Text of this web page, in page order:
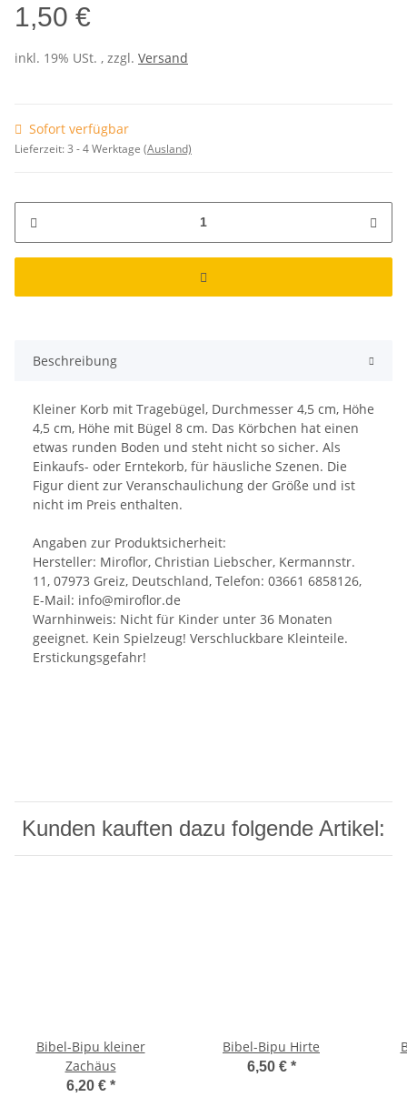
1,50 €
inkl. 19% USt. , zzgl. Versand
Sofort verfügbar
Lieferzeit:3 - 4 Werktage (Ausland)
Beschreibung
Kleiner Korb mit Tragebügel, Durchmesser 4,5 cm, Höhe
4,5 cm, Höhe mit Bügel 8 cm. Das Körbchen hat einen
etwas runden Boden und steht nicht so sicher. Als
Einkaufs- oder Erntekorb, für häusliche Szenen. Die
Figur dient zur Veranschaulichung der Größe und ist
nicht im Preis enthalten.
Angaben zur Produktsicherheit:
Hersteller: Miroflor, Christian Liebscher, Kermannstr.
11, 07973 Greiz, Deutschland, Telefon: 03661 6858126,
E-Mail: info@miroflor.de
Warnhinweis: Nicht für Kinder unter 36 Monaten
geeignet. Kein Spielzeug! Verschluckbare Kleinteile.
Erstickungsgefahr!
Kunden kauften dazu folgende Artikel:
Bibel-Bipu kleiner
Zachäus
6,20 € *
Bibel-Bipu Hirte
6,50 € *